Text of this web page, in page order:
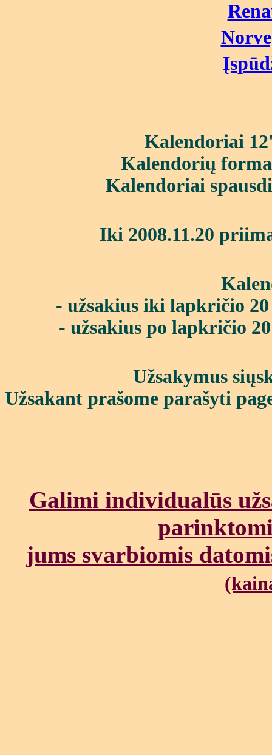
Kalendoriai
Kalendorių
Kalendoriai
Iki 2008.11.20
- užsakius iki lapkričio
- užsakius po lapkričio
Užsakymus
Užsakant prašome parašyti
Galimi individualūs
jums svarbiomis